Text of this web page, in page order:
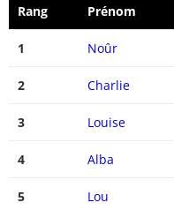
Rang Prénom
1 Noûr
2 Charlie
3 Louise
4 Alba
5 Lou